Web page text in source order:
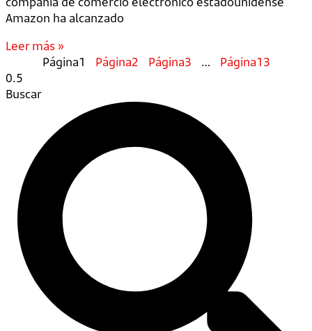
Amazon ha alcanzado
Leer más »
Página1 Página2 Página3 … Página13
Buscar